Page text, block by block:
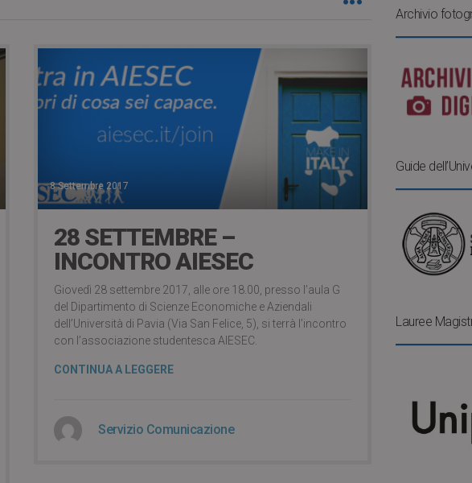
8 Settembre 2017
28 SETTEMBRE –
INCONTRO AIESEC
Giovedì 28 settembre 2017, alle ore 18.00, presso l’aula G
del Dipartimento di Scienze Economiche e Aziendali
dell’Università di Pavia (Via San Felice, 5), si terrà l’incontro
con l’associazione studentesca AIESEC.
CONTINUA A LEGGERE
Servizio Comunicazione
Archivio
Guide
Lauree